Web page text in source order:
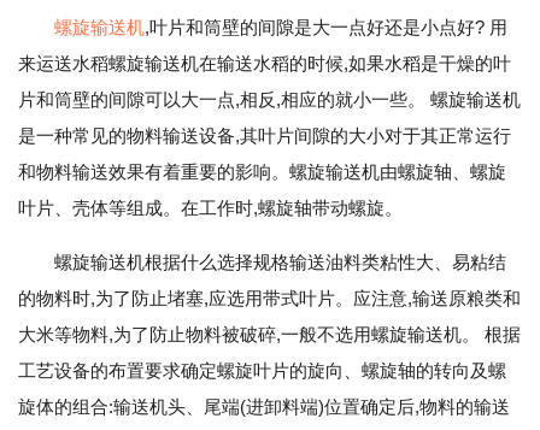
螺旋输送机,叶片和筒壁的间隙是大一点好还是小点好? 用
来运送水稻螺旋输送机在输送水稻的时候,如果水稻是干燥的叶
片和筒壁的间隙可以大一点,相反,相应的就小一些。 螺旋输送机
是一种常见的物料输送设备,其叶片间隙的大小对于其正常运行
和物料输送效果有着重要的影响。螺旋输送机由螺旋轴、螺旋
叶片、壳体等组成。在工作时,螺旋轴带动螺旋。
螺旋输送机根据什么选择规格输送油料类粘性大、易粘结
的物料时,为了防止堵塞,应选用带式叶片。应注意,输送原粮类和
大米等物料,为了防止物料被破碎,一般不选用螺旋输送机。 根据
工艺设备的布置要求确定螺旋叶片的旋向、螺旋轴的转向及螺
旋体的组合:输送机头、尾端(进卸料端)位置确定后,物料的输送